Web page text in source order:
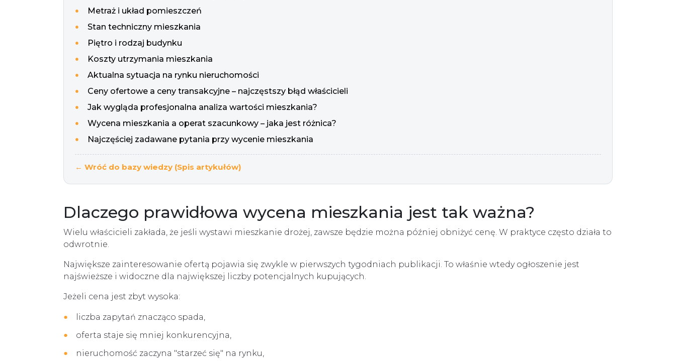
Metraż i układ pomieszczeń
Stan techniczny mieszkania
Piętro i rodzaj budynku
Koszty utrzymania mieszkania
Aktualna sytuacja na rynku nieruchomości
Ceny ofertowe a ceny transakcyjne – najczęstszy błąd właścicieli
Jak wygląda profesjonalna analiza wartości mieszkania?
Wycena mieszkania a operat szacunkowy – jaka jest różnica?
Najczęściej zadawane pytania przy wycenie mieszkania
← Wróć do bazy wiedzy (Spis artykułów)
Dlaczego prawidłowa wycena mieszkania jest tak ważna?
Wielu właścicieli zakłada, że jeśli wystawi mieszkanie drożej, zawsze będzie można później obniżyć cenę. W praktyce często działa to
odwrotnie.
Największe zainteresowanie ofertą pojawia się zwykle w pierwszych tygodniach publikacji. To właśnie wtedy ogłoszenie jest
najświeższe i widoczne dla największej liczby potencjalnych kupujących.
Jeżeli cena jest zbyt wysoka:
liczba zapytań znacząco spada,
oferta staje się mniej konkurencyjna,
nieruchomość zaczyna "starzeć się" na rynku,